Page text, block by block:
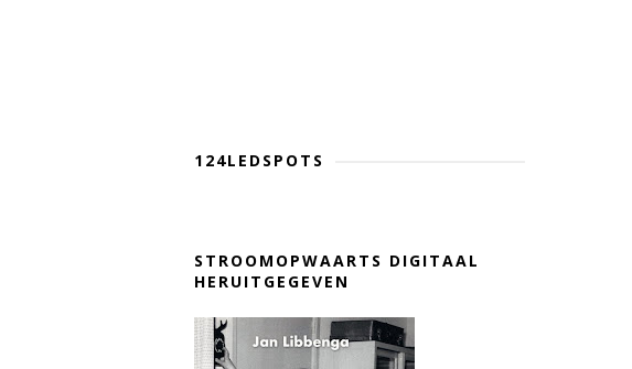
124LEDSPOTS
STROOMOPWAARTS DIGITAAL
HERUITGEGEVEN